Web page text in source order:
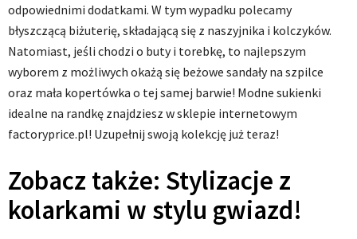
odpowiednimi dodatkami. W tym wypadku polecamy
błyszczącą biżuterię, składającą się z naszyjnika i kolczyków.
Natomiast, jeśli chodzi o buty i torebkę, to najlepszym
wyborem z możliwych okażą się beżowe sandały na szpilce
oraz mała kopertówka o tej samej barwie! Modne sukienki
idealne na randkę znajdziesz w sklepie internetowym
factoryprice.pl! Uzupełnij swoją kolekcję już teraz!
Zobacz także: Stylizacje z
kolarkami w stylu gwiazd!